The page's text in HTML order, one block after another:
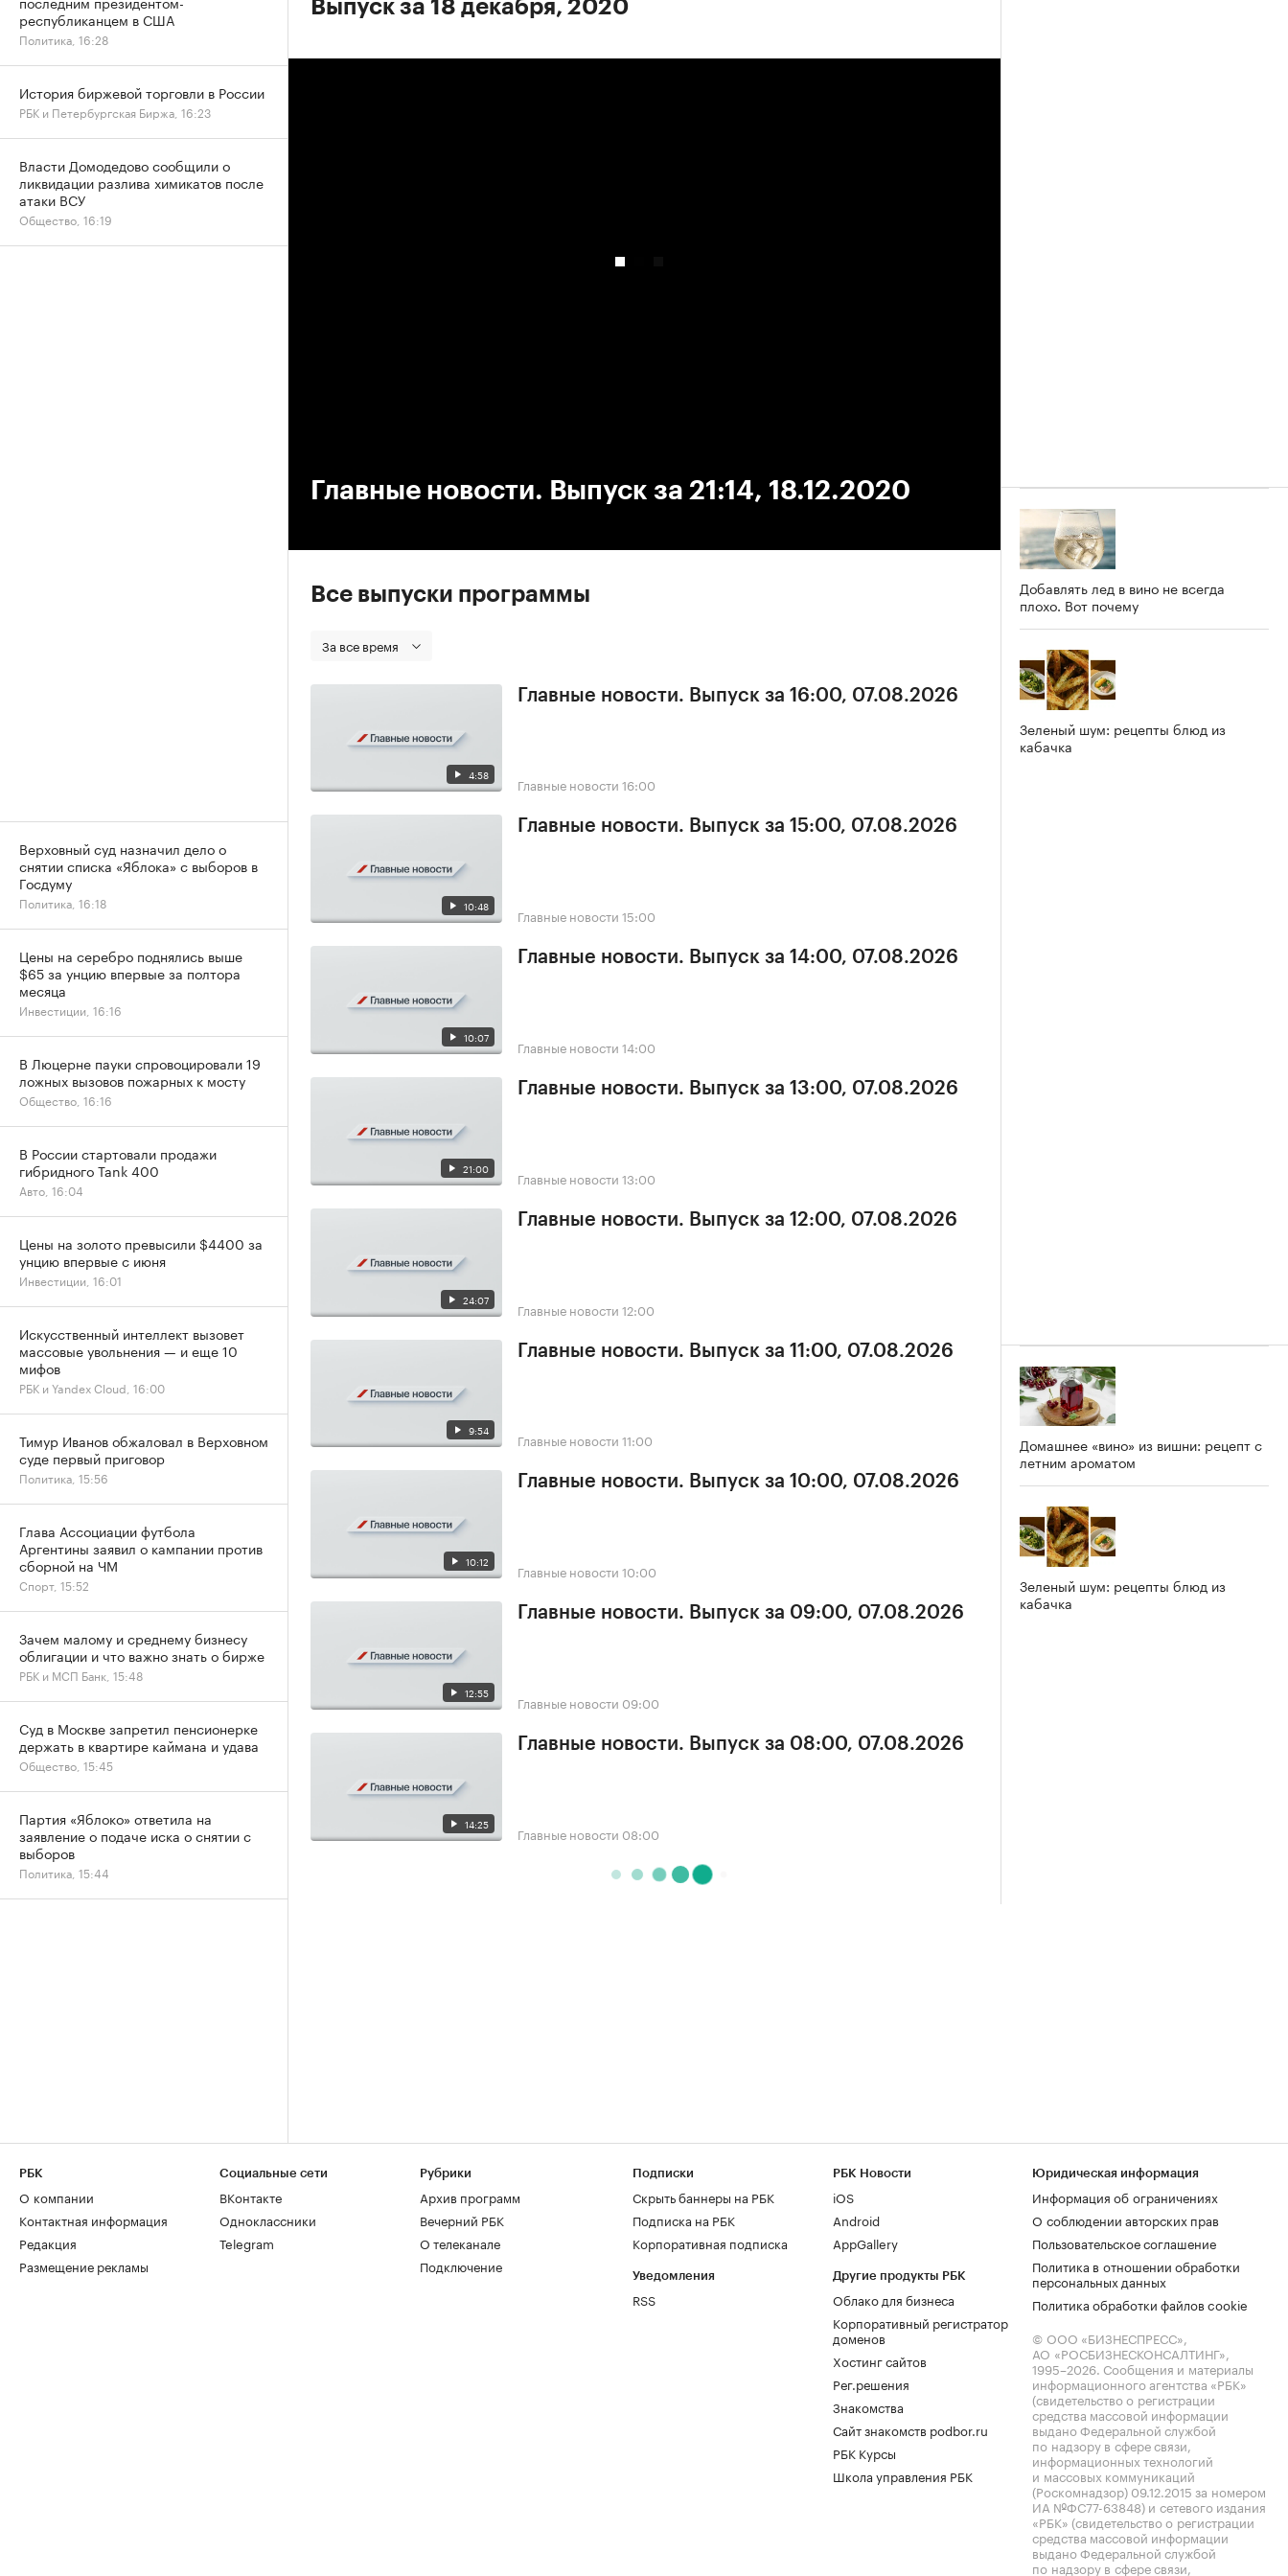
Выпуск за 18 декабря, 2020
Главные новости. Выпуск за 21:14, 18.12.2020
Все выпуски программы
За все время
4:58
Главные новости. Выпуск за 16:00, 07.08.2026
Главные новости 16:00
10:48
Главные новости. Выпуск за 15:00, 07.08.2026
Главные новости 15:00
10:07
Главные новости. Выпуск за 14:00, 07.08.2026
Главные новости 14:00
21:00
Главные новости. Выпуск за 13:00, 07.08.2026
Главные новости 13:00
24:07
Главные новости. Выпуск за 12:00, 07.08.2026
Главные новости 12:00
9:54
Главные новости. Выпуск за 11:00, 07.08.2026
Главные новости 11:00
10:12
Главные новости. Выпуск за 10:00, 07.08.2026
Главные новости 10:00
12:55
Главные новости. Выпуск за 09:00, 07.08.2026
Главные новости 09:00
14:25
Главные новости. Выпуск за 08:00, 07.08.2026
Главные новости 08:00
Добавлять лед в вино не всегда
плохо. Вот почему
Зеленый шум: рецепты блюд из
кабачка
Домашнее «вино» из вишни: рецепт с
летним ароматом
Зеленый шум: рецепты блюд из
кабачка
республиканцем в США
Политика, 16:28
История биржевой торговли в России
РБК и Петербургская Биржа, 16:23
Власти Домодедово сообщили о
ликвидации разлива химикатов после
атаки ВСУ
Общество, 16:19
Верховный суд назначил дело о
снятии списка «Яблока» с выборов в
Госдуму
Политика, 16:18
Цены на серебро поднялись выше
$65 за унцию впервые за полтора
месяца
Инвестиции, 16:16
В Люцерне пауки спровоцировали 19
ложных вызовов пожарных к мосту
Общество, 16:16
В России стартовали продажи
гибридного Tank 400
Авто, 16:04
Цены на золото превысили $4400 за
унцию впервые с июня
Инвестиции, 16:01
Искусственный интеллект вызовет
массовые увольнения — и еще 10
мифов
РБК и Yandex Cloud, 16:00
Тимур Иванов обжаловал в Верховном
суде первый приговор
Политика, 15:56
Глава Ассоциации футбола
Аргентины заявил о кампании против
сборной на ЧМ
Спорт, 15:52
Зачем малому и среднему бизнесу
облигации и что важно знать о бирже
РБК и МСП Банк, 15:48
Суд в Москве запретил пенсионерке
держать в квартире каймана и удава
Общество, 15:45
Партия «Яблоко» ответила на
заявление о подаче иска о снятии с
выборов
Политика, 15:44
РБК
О компании
Контактная информация
Редакция
Размещение рекламы
Социальные сети
ВКонтакте
Одноклассники
Telegram
Рубрики
Архив программ
Вечерний РБК
О телеканале
Подключение
Подписки
Скрыть баннеры на РБК
Подписка на РБК
Корпоративная подписка
Уведомления
RSS
РБК Новости
iOS
Android
AppGallery
Другие продукты РБК
Облако для бизнеса
Корпоративный регистратор
доменов
Хостинг сайтов
Рег.решения
Знакомства
Сайт знакомств podbor.ru
РБК Курсы
Школа управления РБК
Юридическая информация
Информация об ограничениях
О соблюдении авторских прав
Пользовательское соглашение
Политика в отношении обработки
персональных данных
Политика обработки файлов cookie
© ООО «БИЗНЕСПРЕСС»,
АО «РОСБИЗНЕСКОНСАЛТИНГ»,
1995–2026. Сообщения и материалы
информационного агентства «РБК»
(свидетельство о регистрации
средства массовой информации
выдано Федеральной службой
по надзору в сфере связи,
информационных технологий
и массовых коммуникаций
(Роскомнадзор) 09.12.2015 за номером
ИА №ФС77-63848) и сетевого издания
«РБК» (свидетельство о регистрации
средства массовой информации
выдано Федеральной службой
по надзору в сфере связи,